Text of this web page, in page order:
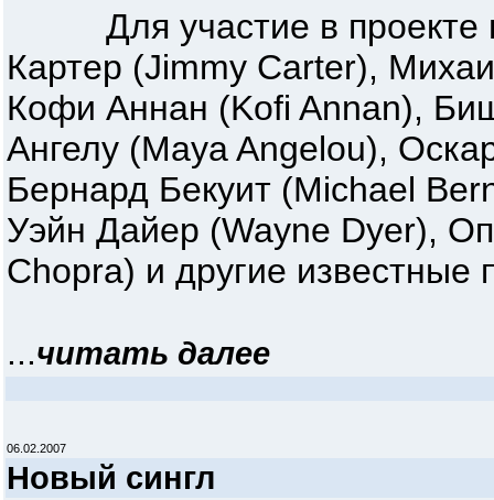
Для участие в проекте
Картер (Jimmy Carter),
Кофи Аннан (Kofi Annan),
Ангелу (Maya Angelou),
Бернард Бекуит (Michael
Уэйн Дайер (Wayne Dyer),
Chopra) и другие известные
...читать далее
06.02.2007
Новый сингл